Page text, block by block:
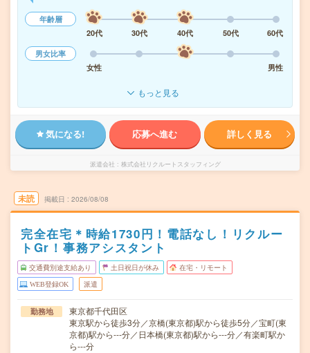
年齢層
20代
30代 40代 50代
60代
男女比率
女性
男性
もっと見る
気になる! 応募へ進む 詳しく見る
派遣会社 株式会社リクルートスタッフィング
未読 掲載日 2026/08/08
完全在宅＊時給1730円！電話なし！リクルー
トGr！事務アシスタント
交通費別途支給あり 土日祝日が休み 在宅・リモート
WEB登録OK 派遣
勤務地
東京都千代田区
東京駅から徒歩3分／京橋(東京都)駅から徒歩5分／宝町(東
京都)駅から---分／日本橋(東京都)駅から---分／有楽町駅か
ら---分